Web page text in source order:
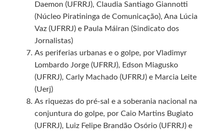
Daemon (UFRRJ), Claudia Santiago Giannotti
(Núcleo Piratininga de Comunicação), Ana Lúcia
Vaz (UFRRJ) e Paula Máiran (Sindicato dos
Jornalistas)
As periferias urbanas e o golpe, por Vladimyr
Lombardo Jorge (UFRRJ), Edson Miagusko
(UFRRJ), Carly Machado (UFRRJ) e Marcia Leite
(Uerj)
As riquezas do pré-sal e a soberania nacional na
conjuntura do golpe, por Caio Martins Bugiato
(UFRRJ), Luiz Felipe Brandão Osório (UFRRJ) e